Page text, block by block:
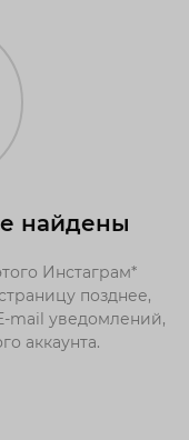
найдены
Инстаграм*
позднее,
mail уведомлений,
аккаунта.